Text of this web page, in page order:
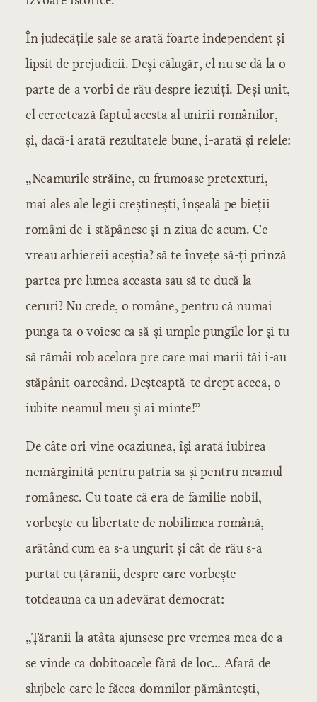
În judecăţile sale se arată foarte independent şi
lipsit de prejudicii. Deşi călugăr, el nu se dă la o
parte de a vorbi de rău despre iezuiţi. Deşi unit,
el cercetează faptul acesta al unirii românilor,
şi, dacă-i arată rezultatele bune, i-arată şi relele:
„Neamurile străine, cu frumoase pretexturi,
mai ales ale legii creştineşti, înşeală pe bieţii
români de-i stăpânesc şi-n ziua de acum. Ce
vreau arhiereii aceştia? să te înveţe să-ţi prinză
partea pre lumea aceasta sau să te ducă la
ceruri? Nu crede, o române, pentru că numai
punga ta o voiesc ca să-şi umple pungile lor şi tu
să rămâi rob acelora pre care mai marii tăi i-au
stăpânit oarecând. Deşteaptă-te drept aceea, o
iubite neamul meu şi ai minte!”
De câte ori vine ocaziunea, îşi arată iubirea
nemărginită pentru patria sa şi pentru neamul
românesc. Cu toate că era de familie nobil,
vorbeşte cu libertate de nobilimea română,
arătând cum ea s-a ungurit şi cât de rău s-a
purtat cu ţăranii, despre care vorbeşte
totdeauna ca un adevărat democrat:
„Ţăranii la atâta ajunsese pre vremea mea de a
se vinde ca dobitoacele fără de loc… Afară de
slujbele care le făcea domnilor pământeşti,